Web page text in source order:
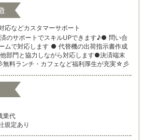
応などカスタマーサポート
のサポートでスキルUPできます♪● 問い合
ムで対応します ● 代替機の出荷指示書作成
部門と協力しながら対応します●決済端末
料ランチ・カフェなど福利厚生が充実☆彡
業代
規定あり